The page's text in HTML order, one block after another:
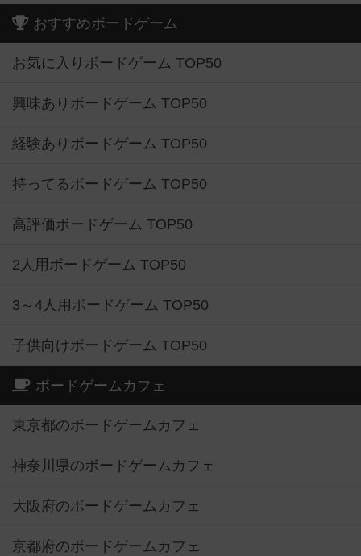
おすすめボードゲーム
お気に入りボードゲーム TOP50
興味ありボードゲーム TOP50
経験ありボードゲーム TOP50
持ってるボードゲーム TOP50
高評価ボードゲーム TOP50
2人用ボードゲーム TOP50
3～4人用ボードゲーム TOP50
子供向けボードゲーム TOP50
ボードゲームカフェ
東京都のボードゲームカフェ
神奈川県のボードゲームカフェ
大阪府のボードゲームカフェ
京都府のボードゲームカフェ